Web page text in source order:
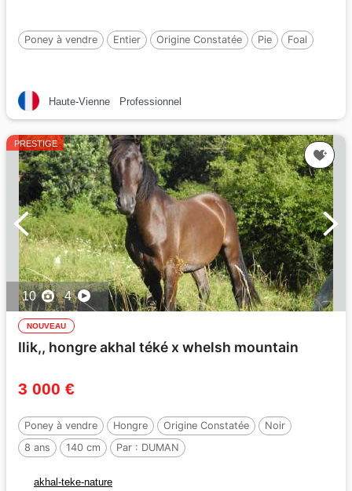
Poney à vendre Entier Origine Constatée Pie Foal
Haute-Vienne Professionnel
PRESTIGE
10 4
NOUVEAU
Ilik,, hongre akhal téké x whelsh mountain
3 000 €
Poney à vendre Hongre Origine Constatée
Noir
8 ans
140 cm Par : DUMAN
akhal-teke-nature